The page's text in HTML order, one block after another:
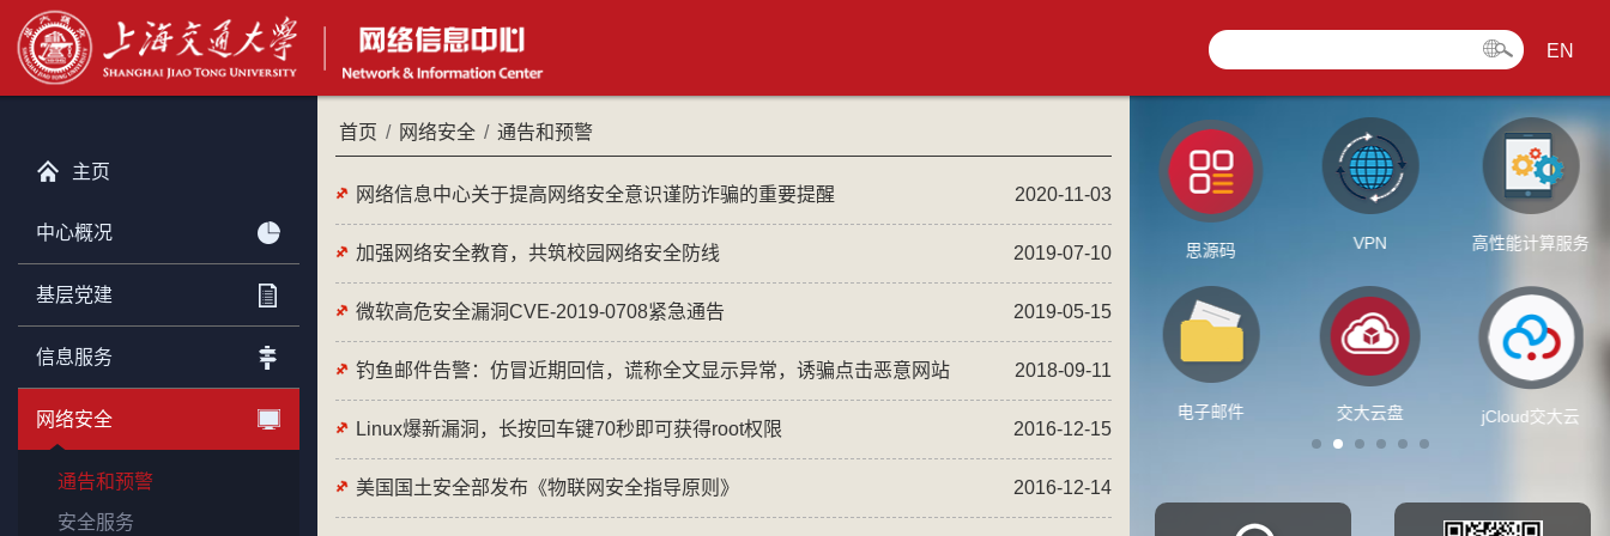
EN
主页
中心概况
基层党建
信息服务
网络安全
通告和预警
安全服务
首页 / 网络安全 / 通告和预警
网络信息中心关于提高网络安全意识谨防诈骗的重要提醒 2020-11-03
加强网络安全教育，共筑校园网络安全防线 2019-07-10
微软高危安全漏洞CVE-2019-0708紧急通告 2019-05-15
钓鱼邮件告警：仿冒近期回信，谎称全文显示异常，诱骗点击恶意网站 2018-09-11
Linux爆新漏洞，长按回车键70秒即可获得root权限 2016-12-15
美国国土安全部发布《物联网安全指导原则》 2016-12-14
交我办 思源码
电子邮件
VPN
交大云盘
高性能计算服务
jCloud交大云